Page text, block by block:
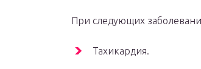
При следующих
Тахикардия.